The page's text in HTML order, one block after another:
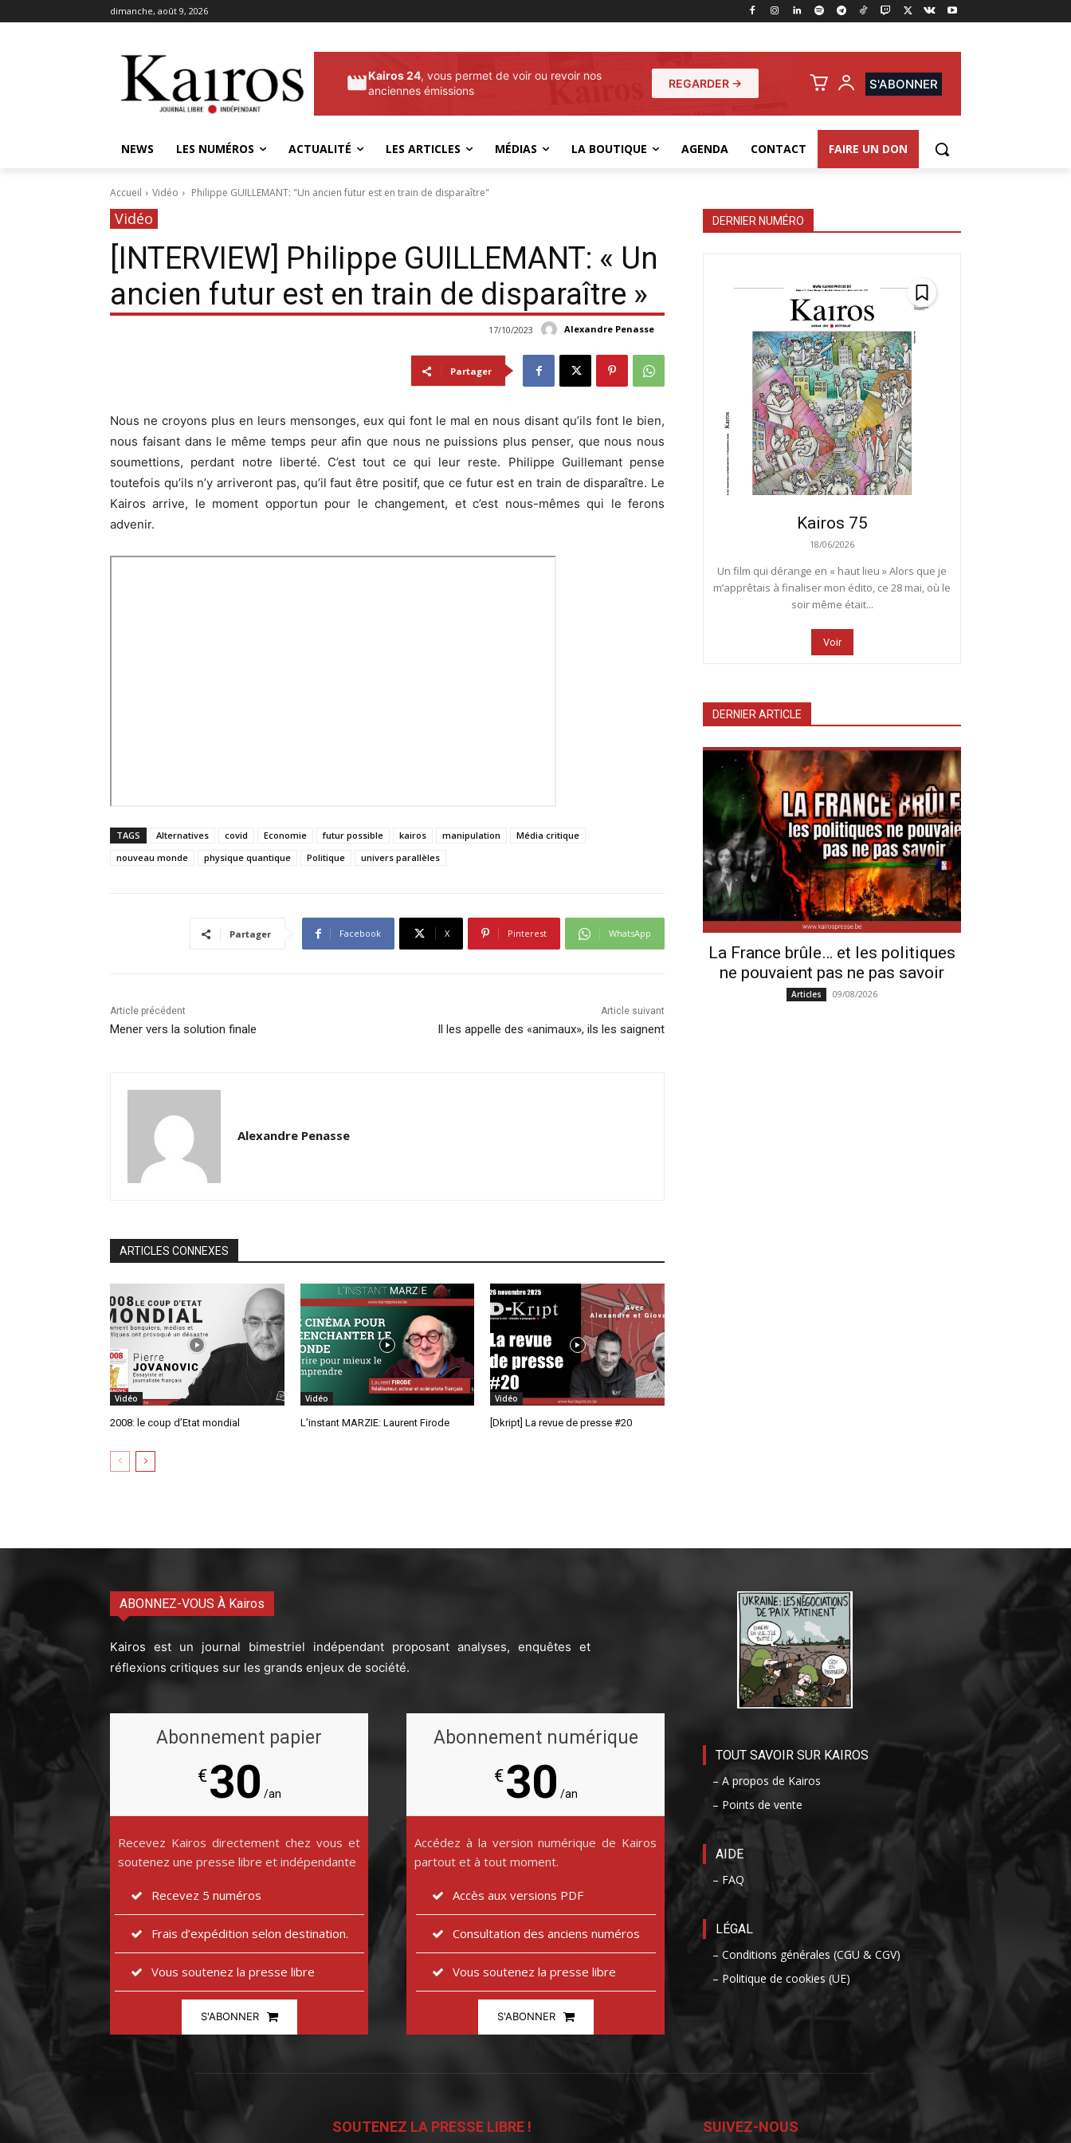
dimanche, août 9, 2026
Kairos 24, vous permet de voir ou revoir nos
anciennes émissions
REGARDER → S'ABONNER
NEWS LES NUMÉROS ACTUALITÉ LES ARTICLES MÉDIAS LA BOUTIQUE AGENDA CONTACT FAIRE UN DON
Accueil Vidéo Philippe GUILLEMANT: "Un ancien futur est en train de disparaître"
Vidéo
[INTERVIEW] Philippe GUILLEMANT: « Un
ancien futur est en train de disparaître »
Alexandre Penasse
17/10/2023
Partager
Nous ne croyons plus en leurs mensonges, eux qui font le mal en nous disant qu’ils font le bien,
nous faisant dans le même temps peur afin que nous ne puissions plus penser, que nous nous
soumettions, perdant notre liberté. C’est tout ce qui leur reste. Philippe Guillemant pense
toutefois qu’ils n’y arriveront pas, qu’il faut être positif, que ce futur est en train de disparaître. Le
Kairos arrive, le moment opportun pour le changement, et c’est nous-mêmes qui le ferons
advenir.
TAGS Alternatives covid Economie futur possible kairos manipulation
Média critique
nouveau monde
physique quantique Politique univers parallèles
Partager Facebook X Pinterest WhatsApp
Article précédent
Mener vers la solution finale
Article suivant
Il les appelle des «animaux», ils les saignent
Alexandre Penasse
ARTICLES CONNEXES
Vidéo
2008: le coup d’Etat mondial
Vidéo
L’instant MARZIE: Laurent Firode
Vidéo
[Dkript] La revue de presse #20
DERNIER NUMÉRO
Kairos 75
18/06/2026
Un film qui dérange en « haut lieu » Alors que je
m’apprêtais à finaliser mon édito, ce 28 mai, où le
soir même était...
Voir
DERNIER ARTICLE
La France brûle… et les politiques
ne pouvaient pas ne pas savoir
Articles 09/08/2026
ABONNEZ-VOUS À Kairos
Kairos est un journal bimestriel indépendant proposant analyses, enquêtes et
réflexions critiques sur les grands enjeux de société.
Abonnement papier
€30 /an
Recevez Kairos directement chez vous et
soutenez une presse libre et indépendante
Recevez 5 numéros
Frais d’expédition selon destination.
Vous soutenez la presse libre
S'ABONNER
Abonnement numérique
€30 /an
Accédez à la version numérique de Kairos
partout et à tout moment.
Accès aux versions PDF
Consultation des anciens numéros
Vous soutenez la presse libre
S'ABONNER
TOUT SAVOIR SUR KAIROS
– A propos de Kairos
– Points de vente
AIDE
– FAQ
LÉGAL
– Conditions générales (CGU & CGV)
– Politique de cookies (UE)
SOUTENEZ LA PRESSE LIBRE ! SUIVEZ-NOUS